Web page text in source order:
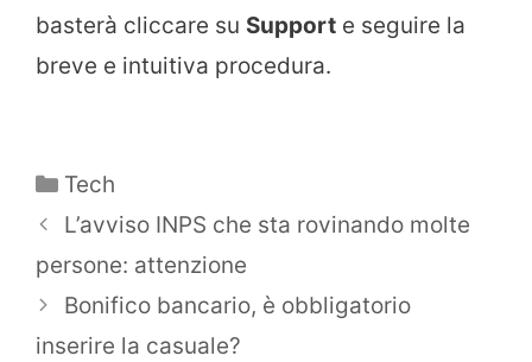
basterà cliccare su Support e seguire la
breve e intuitiva procedura.
Categorie
Tech
L’avviso INPS che sta rovinando molte
persone: attenzione
Bonifico bancario, è obbligatorio
inserire la casuale?